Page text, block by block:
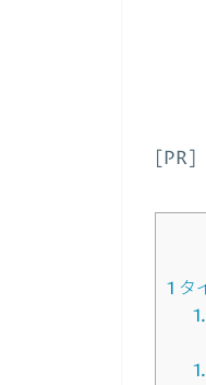
[PR]
1 タ